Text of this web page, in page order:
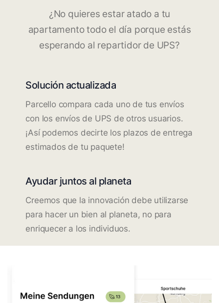
¿No quieres estar atado a tu
apartamento todo el día porque estás
esperando al repartidor de UPS?
Solución actualizada
Parcello compara cada uno de tus envíos
con los envíos de UPS de otros usuarios.
¡Así podemos decirte los plazos de entrega
estimados de tu paquete!
Ayudar juntos al planeta
Creemos que la innovación debe utilizarse
para hacer un bien al planeta, no para
enriquecer a los individuos.